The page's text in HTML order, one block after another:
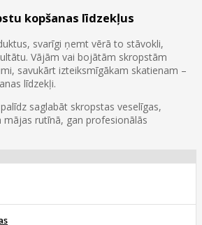
kopšanas līdzekļus
svarīgi ņemt vērā to stāvokli,
Vājām vai bojātām skropstām
savukārt izteiksmīgākam skatienam –
līdzekļi.
saglabāt skropstas veselīgas,
mājas rutīnā, gan profesionālās